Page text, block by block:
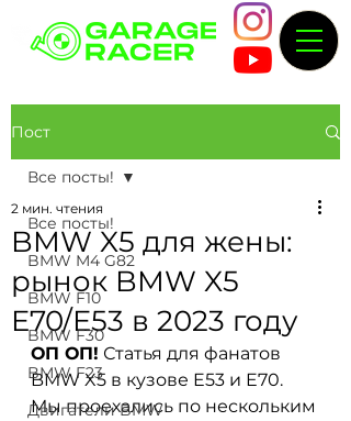
Пост
Все посты!
BMW M4 G82
BMW F10
BMW F30
BMW F23
Двигатели BMW
Все посты!
BMW X5 для жены:
рынок BMW X5
E70/E53 в 2023 году
2 мин. чтения
ОП ОП! Статья для фанатов
BMW X5 в кузове E53 и E70.
Мы проехались по нескольким